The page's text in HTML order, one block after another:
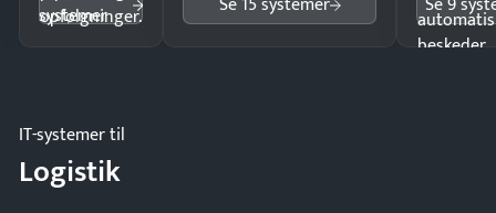
opfølgninger.
systemer
beskeder.
IT-systemer til
Logistik